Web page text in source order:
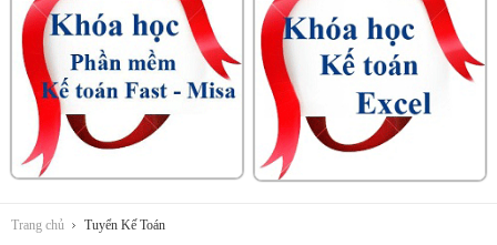
Trang chủ Tuyển Kế Toán